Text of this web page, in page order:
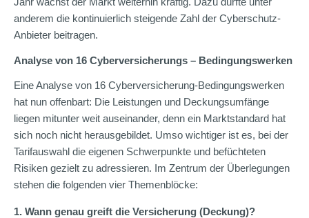
anderem die kontinuierlich steigende Zahl der Cyberschutz-
Anbieter beitragen.
Analyse von 16 Cyberversicherungs – Bedingungswerken
Eine Analyse von 16 Cyberversicherung-Bedingungswerken
hat nun offenbart: Die Leistungen und Deckungsumfänge
liegen mitunter weit auseinander, denn ein Marktstandard hat
sich noch nicht herausgebildet. Umso wichtiger ist es, bei der
Tarifauswahl die eigenen Schwerpunkte und befüchteten
Risiken gezielt zu adressieren. Im Zentrum der Überlegungen
stehen die folgenden vier Themenblöcke:
1. Wann genau greift die Versicherung (Deckung)?